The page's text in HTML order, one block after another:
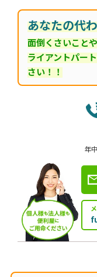
あなたの代
面倒くさいこと
ライアントパー
さい！！
年